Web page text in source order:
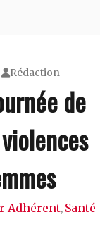
Rédaction
de
Adhérent, Santé